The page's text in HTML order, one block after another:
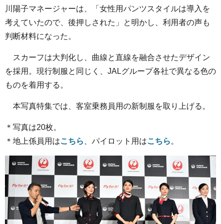
川陽子マネージャーは、「女性用パンツスタイルは導入を
考えていたので、後押しされた」と明かし、利用者の声も
判断材料になった。
スカーフは大判化し、曲線と直線を融合させたデザイン
を採用。現行制服と同じく、JALグループ各社で異なる色の
ものを着用する。
本写真特集では、客室乗務員用の新制服を取り上げる。
＊写真は20枚。
＊地上係員用はこちら 、パイロット用はこちら 。